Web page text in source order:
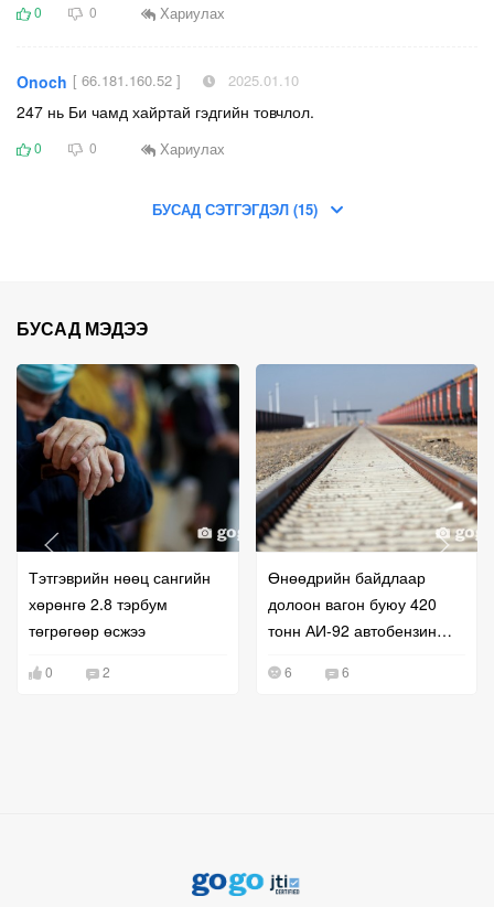
0 0 Хариулах
Onoch [ 66.181.160.52 ] 2025.01.10
247 нь Би чамд хайртай гэдгийн товчлол.
0 0 Хариулах
БУСАД СЭТГЭГДЭЛ (15)
БУСАД МЭДЭЭ
Тэтгэврийн нөөц сангийн
хөрөнгө 2.8 тэрбум
төгрөгөөр өсжээ
0 2
Өнөөдрийн байдлаар
долоон вагон буюу 420
тонн АИ-92 автобензин
6 6